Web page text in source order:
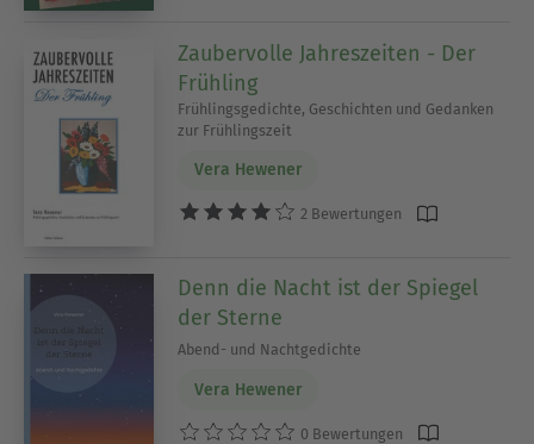
Metaphorik, die sie in eine eher nüchterne
Sprach-Atmosphäre pflanzt... Sie übersetzt ihre
Sprach-Bilder in einer der Welt zugewandten
Sprache. Wochenspiegel Buchtipp 16.3.23.
Zaubervolle Jahreszeiten - Der
Frühling
Frühlingsgedichte, Geschichten und Gedanken
zur Frühlingszeit
Vera Hewener
2 Bewertungen
Denn die Nacht ist der Spiegel
der Sterne
Abend- und Nachtgedichte
Vera Hewener
0 Bewertungen